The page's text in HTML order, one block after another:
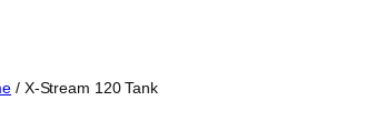
/ X-Stream 120 Tank